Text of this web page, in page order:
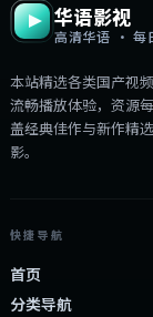
华语影视
高清华语 · 每
本站精选各类国产视
流畅播放体验，资源
盖经典佳作与新作精
影。
快捷导航
首页
分类导航